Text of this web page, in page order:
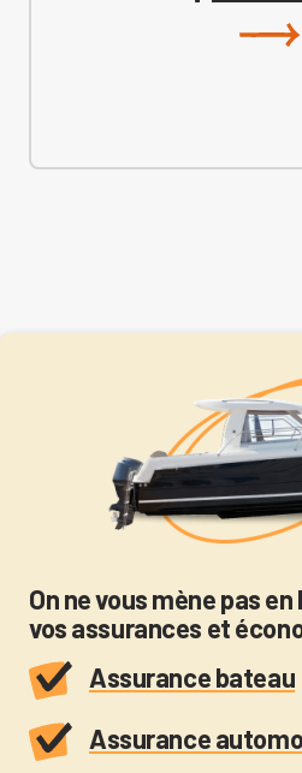
On ne vous mène pas
vos assurances et
Assurance bateau
Assurance